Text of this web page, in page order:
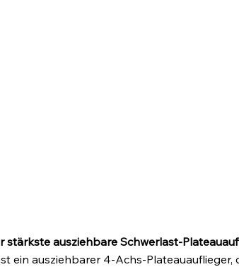
stärkste ausziehbare Schwerlast-
ein ausziehbarer 4-Achs-